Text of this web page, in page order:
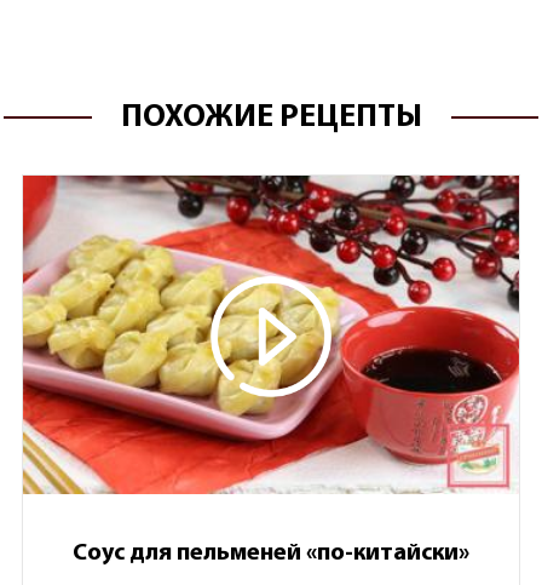
ПОХОЖИЕ РЕЦЕПТЫ
Соус для пельменей «по-китайски»